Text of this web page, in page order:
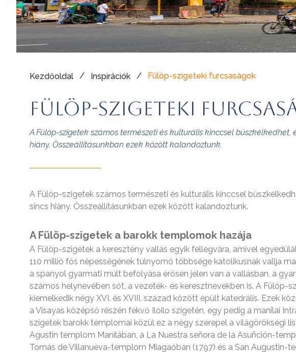
Kezdőoldal / Inspirációk / Fülöp-szigeteki furcsaságok
Fülöp-szigeteki
A Fülöp-szigetek számos természeti és kulturális kinccsel büszkélkedhet,
hiány. Összeállításunkban ezek között kalandoztunk.
A Fülöp-szigetek számos természeti és kulturális kinccsel
sincs hiány. Összeállításunkban ezek között kalandoztunk.
A Fülöp-szigetek a barokk templomok hazája
A Fülöp-szigetek a keresztény vallás egyik fellegvára, amivel
110 millió fős népességének túlnyomó többsége katolikusnak vallja
a spanyol gyarmati múlt befolyása erősen jelen van a vallásban, a
számos helynevében sőt, a vezeték- és keresztnevekben is. A Fülöp-
kiemelkedik négy XVI. és XVIII. század között épült katedrális. Ezek
a Visayas középső részén fekvő Iloilo szigetén, egy pedig a manilai
szigetek barokk templomai közül ez a négy szerepel a világörökségi
Agustin templom Manilában, a La Nuestra señora de la Asuñción-
Tomás de Villanueva-templom Miagaóban (1797) és a San Augustin-